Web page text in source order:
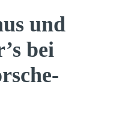
und
bei